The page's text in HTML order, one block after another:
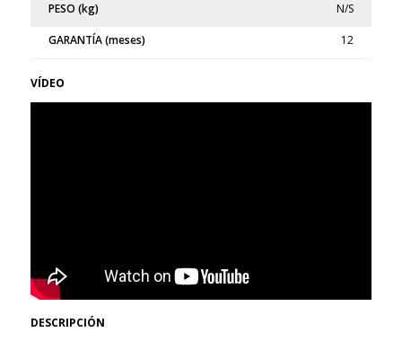
PESO (kg) N/S
GARANTÍA (meses) 12
VÍDEO
DESCRIPCIÓN